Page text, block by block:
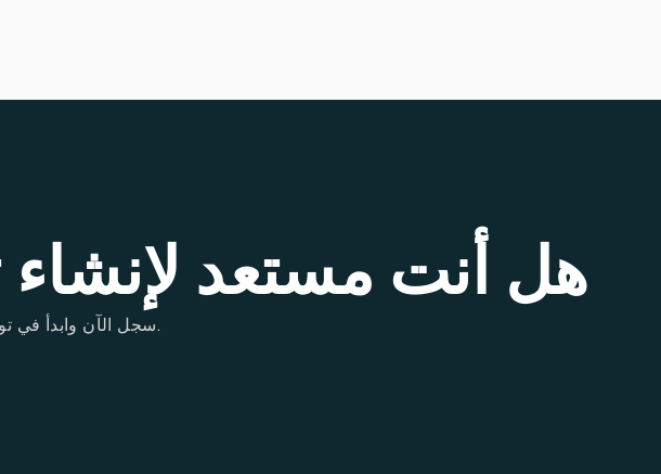
هل أنت مستعد
سجل الآن وابدأ في توليد تأثيرات الصوت الخاصة بك في دقائق.